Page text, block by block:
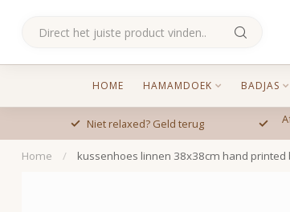
HOME HAMAMDOEK BADJAS
Niet relaxed? Geld terug
Home / kussenhoes linnen 38x38cm hand printed